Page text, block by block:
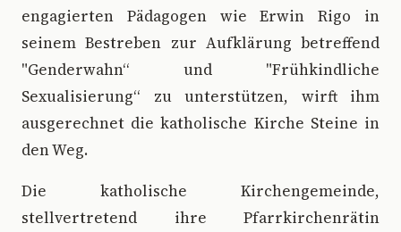
engagierten Pädagogen wie Erwin Rigo in
seinem Bestreben zur Aufklärung betreffend
"Genderwahn“ und "Frühkindliche
Sexualisierung“ zu unterstützen, wirft ihm
ausgerechnet die katholische Kirche Steine in
den Weg.
Die katholische Kirchengemeinde,
stellvertretend ihre Pfarrkirchenrätin